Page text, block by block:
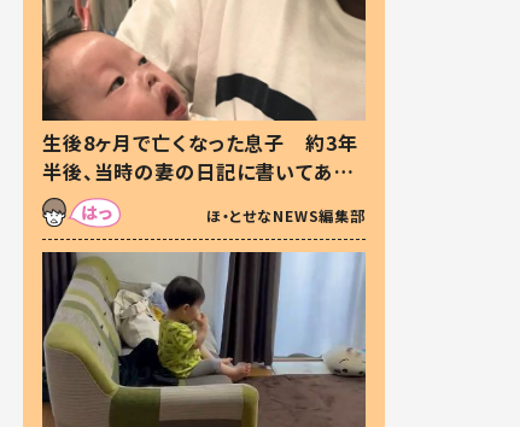
生後8ヶ月で亡くなった息子 約3年
半後、当時の妻の日記に書いてあっ
た本音とは
ほ・とせなNEWS編集部